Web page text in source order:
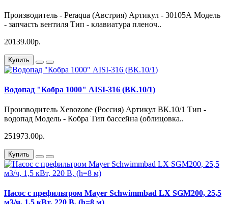
Производитель - Peraqua (Австрия) Артикул - 30105А Модель
- запчасть вентиля Тип - клавиатура пленоч..
20139.00р.
Купить
Водопад "Кобра 1000" AISI-316 (ВК.10/1)
Производитель Xenozone (Россия) Артикул ВК.10/1 Тип -
водопад Модель - Кобра Тип бассейна (облицовка..
251973.00р.
Купить
Насос с префильтром Mayer Schwimmbad LX SGM200, 25,5